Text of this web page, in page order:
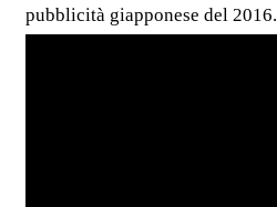
pubblicità giapponese del 2016.